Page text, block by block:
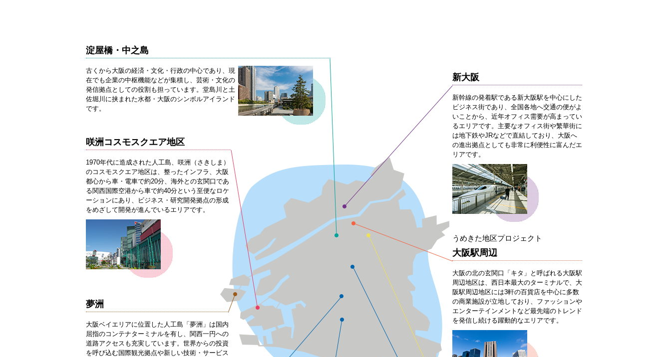
淀屋橋・中之島
古くから大阪の経済・文化・行政の中心であり、現
在でも企業の中枢機能などが集積し、芸術・文化の
発信拠点としての役割も担っています。堂島川と土
佐堀川に挟まれた水都・大阪のシンボルアイランド
です。
新大阪
新幹線の発着駅である新大阪駅を中心にした
ビジネス街であり、全国各地へ交通の便がよ
いことから、近年オフィス需要が高まってい
るエリアです。主要なオフィス街や繁華街に
は地下鉄やJRなどで直結しており、大阪へ
の進出拠点としても非常に利便性に富んだエ
リアです。
咲洲コスモスクエア地区
1970年代に造成された人工島、咲洲（さきしま）
のコスモスクエア地区は、整ったインフラ、大阪
都心から車・電車で約20分、海外との玄関口であ
る関西国際空港から車で約40分という至便なロケ
ーションにあり、ビジネス・研究開発拠点の形成
をめざして開発が進んでいるエリアです。
うめきた地区プロジェクト
大阪駅周辺
大阪の北の玄関口「キタ」と呼ばれる大阪駅
周辺地区は、西日本最大のターミナルで、大
阪駅周辺地区には3軒の百貨店を中心に多数
の商業施設が立地しており、ファッションや
エンターテインメントなど最先端のトレンド
を発信し続ける躍動的なエリアです。
夢洲
大阪ベイエリアに位置した人工島「夢洲」は国内
屈指のコンテナターミナルを有し、関西一円への
道路アクセスも充実しています。世界からの投資
を呼び込む国際観光拠点や新しい技術・サービス